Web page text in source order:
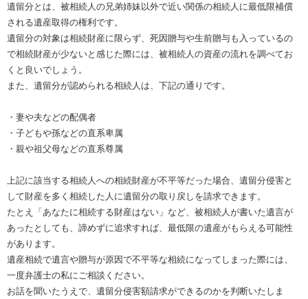
遺留分とは、被相続人の兄弟姉妹以外で近い関係の相続人に最低限補償
される遺産取得の権利です。
遺留分の対象は相続財産に限らず、死因贈与や生前贈与も入っているの
で相続財産が少ないと感じた際には、被相続人の資産の流れを調べてお
くと良いでしょう。
また、遺留分が認められる相続人は、下記の通りです。
・妻や夫などの配偶者
・子どもや孫などの直系卑属
・親や祖父母などの直系尊属
上記に該当する相続人への相続財産が不平等だった場合、遺留分侵害と
して財産を多く相続した人に遺留分の取り戻しを請求できます。
たとえ「あなたに相続する財産はない」など、被相続人が書いた遺言が
あったとしても、諦めずに追求すれば、最低限の遺産がもらえる可能性
があります。
遺産相続で遺言や贈与が原因で不平等な相続になってしまった際には、
一度弁護士の私にご相談ください。
お話を聞いたうえで、遺留分侵害額請求ができるのかを判断いたしま